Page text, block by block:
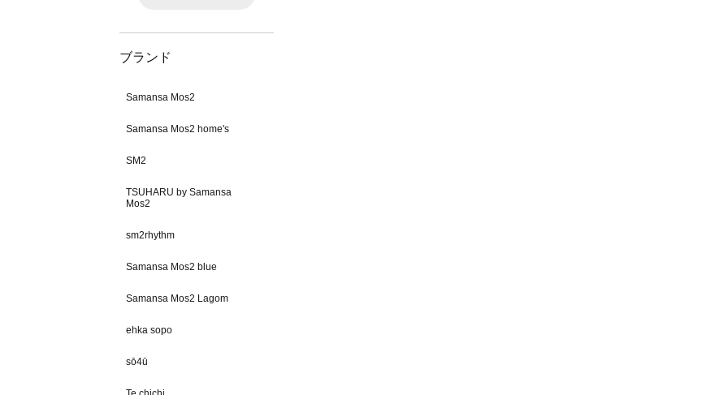
ブランド
Samansa Mos2
Samansa Mos2 home's
SM2
TSUHARU by Samansa
Mos2
sm2rhythm
Samansa Mos2 blue
Samansa Mos2 Lagom
ehka sopo
sō4ū